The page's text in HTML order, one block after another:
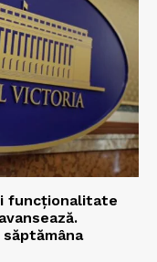
funcționalitate